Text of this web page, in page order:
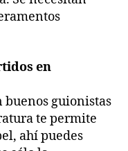
en
buenos guionistas
te permite
ahí puedes